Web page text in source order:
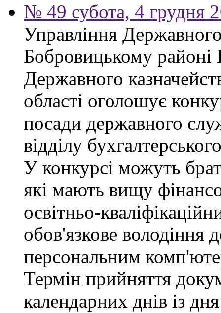
№ 49 субота, 4 грудня
Управління
Бобровицькому районі
Державного
області оголошує
посади державного
відділу
У конкурсі можуть
які мають вищу
освітньо-
обов'язкове
персональним
Термін прийняття
календарних днів із